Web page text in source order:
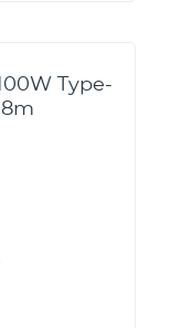
Type-